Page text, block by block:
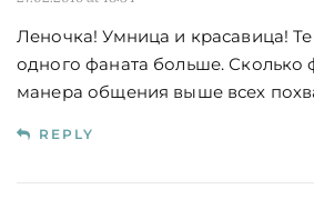
Леночка! Умница и красавица!
одного фаната больше. Сколько
манера общения выше всех
REPLY